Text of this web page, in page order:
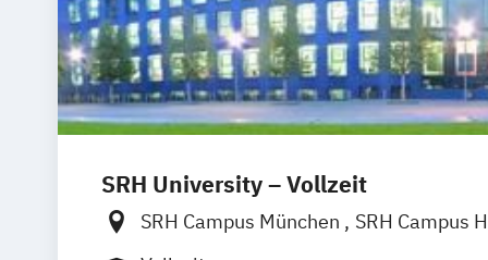
SRH University – Vollzeit
SRH Campus München
SRH Campus
SRH Campus Berlin